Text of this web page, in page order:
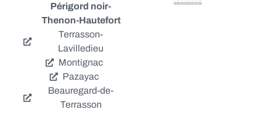
Périgord noir-
Thenon-Hautefort
Terrasson-
Lavilledieu
Montignac
Pazayac
Beauregard-de-
Terrasson